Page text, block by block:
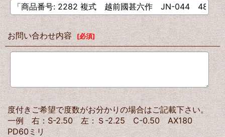
お問い合わせ内容 [必須]
度付きご希望で度数がお分かりの場合はご記載下さい。
一例 右：S-2.50 左：Ｓ-2.25 C-0.50 AX180
PD60ミリ